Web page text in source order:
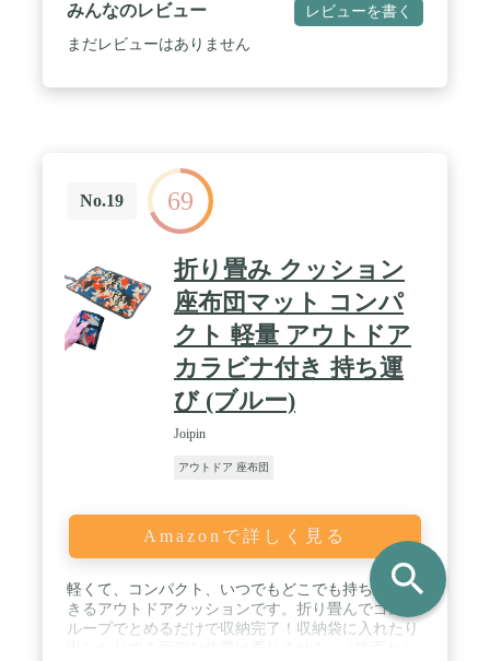
式 / 付属品：ショップバッグ
みんなのレビュー レビューを書く
まだレビューはありません
No.19 69
折り畳み クッション
座布団マット コンパ
クト 軽量 アウトドア
カラビナ付き 持ち運
び (ブルー)
Joipin
アウトドア 座布団
Amazonで詳しく見る
軽くて、コンパクト、いつでもどこでも持ち運びで
きるアウトドアクッションです。折り畳んでゴムの
ループでとめるだけで収納完了！収納袋に入れたり
search